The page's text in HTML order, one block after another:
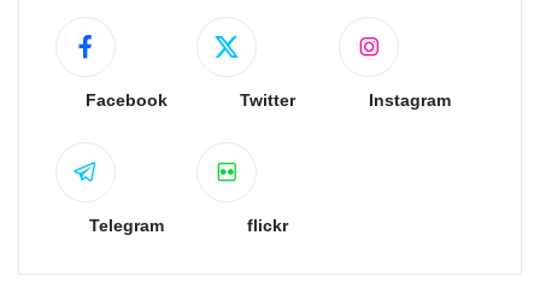
Facebook Twitter Instagram
Telegram flickr